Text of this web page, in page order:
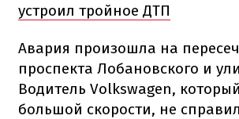
устроил тройное ДТП
Авария произошла на
проспекта Лобановского и
Водитель Volkswagen,
большой скорости, не